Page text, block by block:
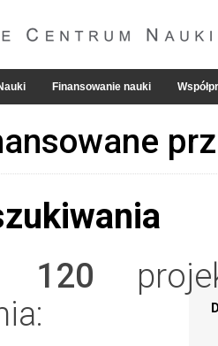
Finansowanie nauki
120